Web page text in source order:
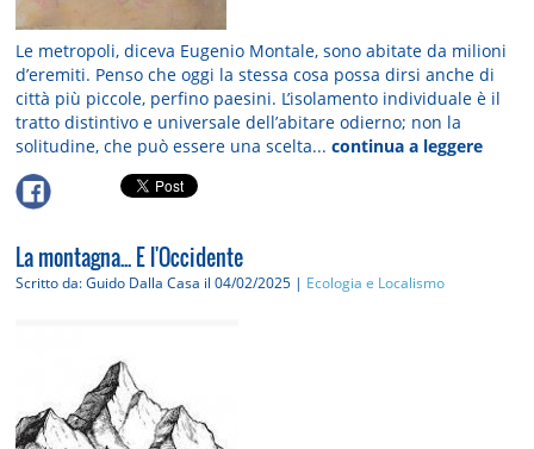
Le metropoli, diceva Eugenio Montale, sono abitate da milioni
d’eremiti. Penso che oggi la stessa cosa possa dirsi anche di
città più piccole, perfino paesini. L’isolamento individuale è il
tratto distintivo e universale dell’abitare odierno; non la
solitudine, che può essere una scelta...continua a leggere
La montagna... E l'Occidente
Scritto da: Guido Dalla Casa il 04/02/2025 | Ecologia e Localismo